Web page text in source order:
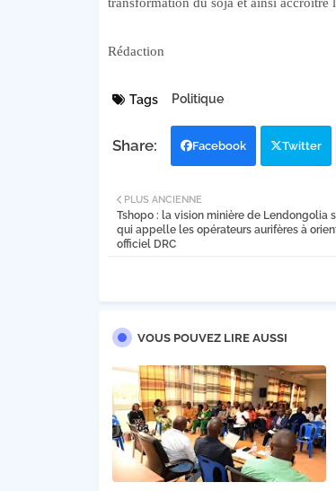
Rédaction
Tags Politique
Facebook Twitter
PLUS ANCIENNE
Tshopo : la vision minière de Lendongolia
qui appelle les opérateurs aurifères à
officiel DRC
VOUS POUVEZ LIRE AUSSI